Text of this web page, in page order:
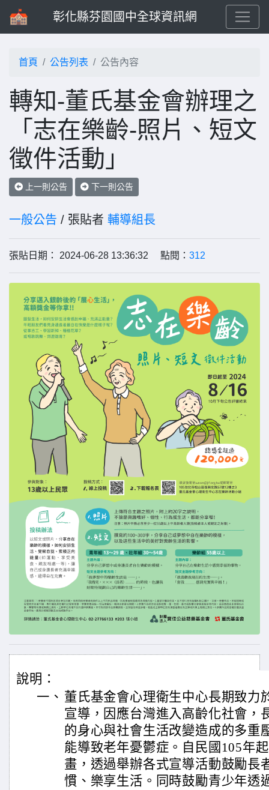
彰化縣芬園國中全球資訊網
首頁 公告列表 公告內容
轉知-董氏基金會辦理之
「志在樂齡-照片、短文
徵件活動」
上一則公告 下一則公告
一般公告 / 張貼者 輔導組長
張貼日期： 2024-06-28 13:36:32 點閱： 312
說明：
一、 董氏基金會心理衛生中心長期致力
宣導，因應台灣進入高齡化社會，
的身心與社會生活改變造成的多重
能導致老年憂鬱症。自民國105年
畫，透過舉辦各式宣導活動鼓勵長
慣、樂享生活。同時鼓勵青少年透